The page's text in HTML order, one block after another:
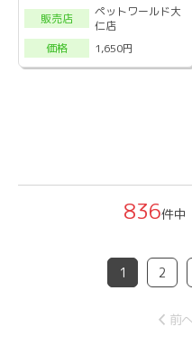
販売店
ペットワールド大
仁店
価格
1,650円
836件
1 2
前へ